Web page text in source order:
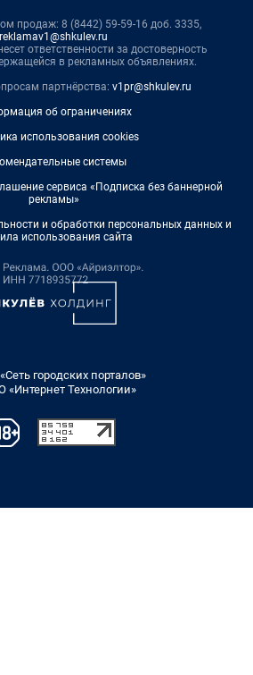
продаж: 8 (8442) 59-59-16 доб. 3335,
reklamav1@shkulev.ru
ответственности за достоверность
в рекламных объявлениях.
партнёрства: v1pr@shkulev.ru
об ограничениях
использования cookies
системы
сервиса «Подписка без баннерной
рекламы»
и обработки персональных данных и
использования сайта
городских порталов»
«Интернет Технологии»